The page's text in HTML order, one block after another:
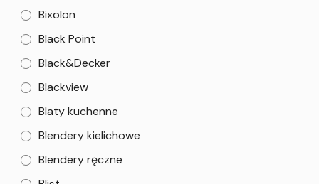
Bixolon
Black Point
Black&Decker
Blackview
Blaty kuchenne
Blendery kielichowe
Blendery ręczne